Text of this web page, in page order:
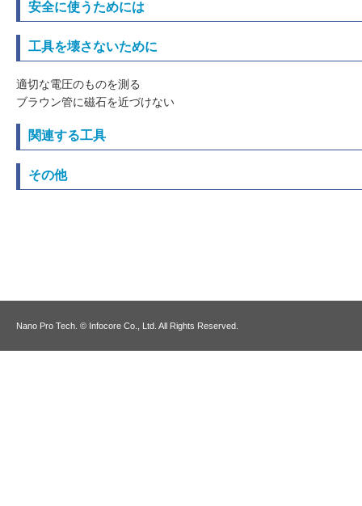
安全に使うためには
工具を壊さないために
適切な電圧のものを測る
ブラウン管に磁石を近づけない
関連する工具
その他
Nano Pro Tech. © Infocore Co., Ltd. All Rights Reserved.